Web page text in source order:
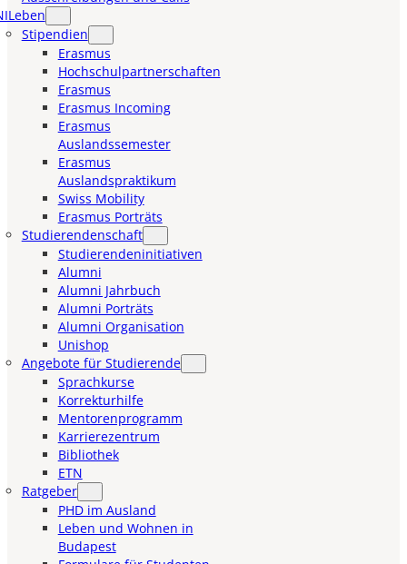
Stipendien
Erasmus
Hochschulpartnerschaften
Erasmus
Erasmus Incoming
Erasmus
Auslandssemester
Erasmus
Auslandspraktikum
Swiss Mobility
Erasmus Porträts
Studierendenschaft
Studierendeninitiativen
Alumni
Alumni Jahrbuch
Alumni Porträts
Alumni Organisation
Unishop
Angebote für Studierende
Sprachkurse
Korrekturhilfe
Mentorenprogramm
Karrierezentrum
Bibliothek
ETN
Ratgeber
PHD im Ausland
Leben und Wohnen in
Budapest